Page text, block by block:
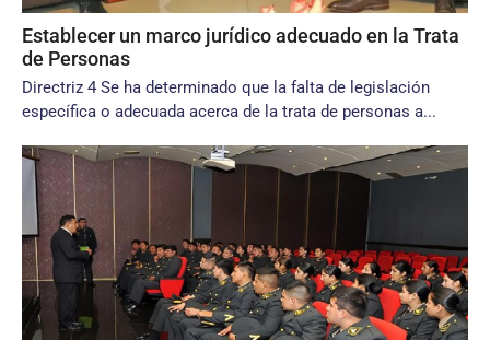
Establecer un marco jurídico adecuado en la Trata
de Personas
Directriz 4 Se ha determinado que la falta de legislación
específica o adecuada acerca de la trata de personas a...